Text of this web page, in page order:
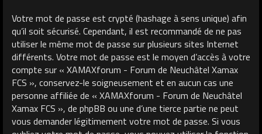
Votre mot de passe est crypté (hashage à sens unique) afin
qu’il soit sécurisé. Cependant, il est recommandé de ne pas
utiliser le même mot de passe sur plusieurs sites Internet
différents. Votre mot de passe est le moyen d’accès à votre
compte sur « XAMAXforum - Forum de Neuchâtel Xamax
FCS », conservez-le soigneusement et en aucun cas une
personne affiliée de « XAMAXforum - Forum de Neuchâtel
Xamax FCS », de phpBB ou une d’une tierce partie ne peut
vous demander légitimement votre mot de passe. Si vous